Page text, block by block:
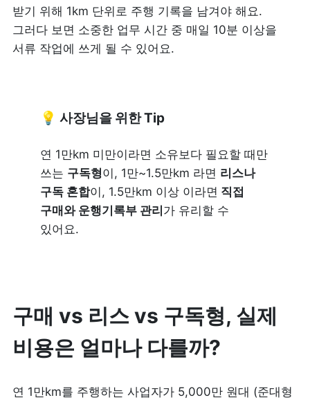
받기 위해 1km 단위로 주행 기록을 남겨야 해요.
그러다 보면 소중한 업무 시간 중 매일 10분 이상을
서류 작업에 쓰게 될 수 있어요.
💡 사장님을 위한 Tip
연 1만km 미만이라면 소유보다 필요할 때만
쓰는 구독형이, 1만~1.5만km 라면 리스나
구독 혼합이, 1.5만km 이상 이라면 직접
구매와 운행기록부 관리가 유리할 수
있어요.
구매 vs 리스 vs 구독형, 실제
비용은 얼마나 다를까?
연 1만km를 주행하는 사업자가 5,000만 원대 (준대형